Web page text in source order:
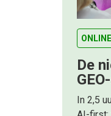
De
In 2,5